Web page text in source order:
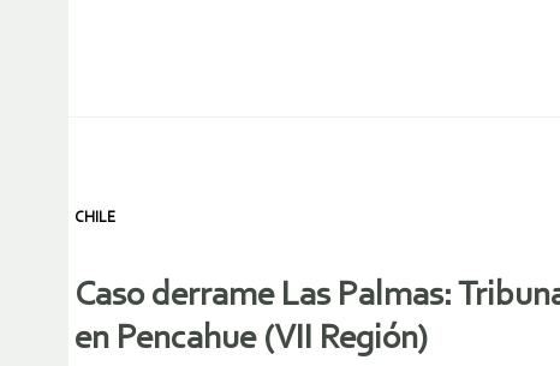
CHILE
Caso derrame Las Palmas:
en Pencahue (VII Región)